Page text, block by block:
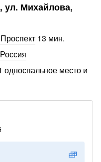
ул. Михайлова,
13 мин.
Россия
односпальное место и